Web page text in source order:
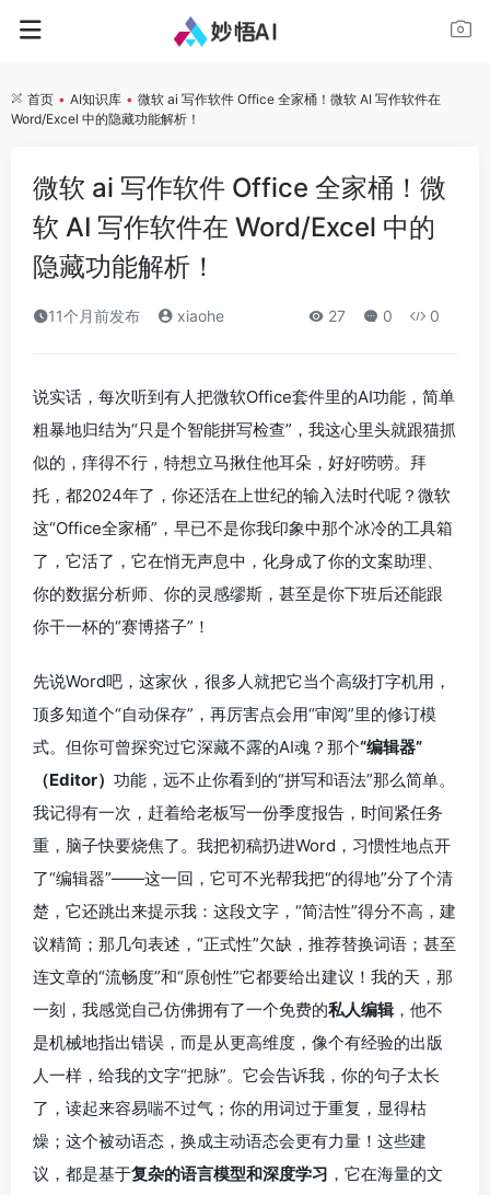
首页 • AI知识库 • 微软 ai 写作软件 Office 全家桶！微软 AI 写作软件在
Word/Excel 中的隐藏功能解析！
微软 ai 写作软件 Office 全家桶！微
软 AI 写作软件在 Word/Excel 中的
隐藏功能解析！
11个月前发布 xiaohe 27 0 0
说实话，每次听到有人把微软Office套件里的AI功能，简单
粗暴地归结为“只是个智能拼写检查”，我这心里头就跟猫抓
似的，痒得不行，特想立马揪住他耳朵，好好唠唠。拜
托，都2024年了，你还活在上世纪的输入法时代呢？微软
这“Office全家桶”，早已不是你我印象中那个冰冷的工具箱
了，它活了，它在悄无声息中，化身成了你的文案助理、
你的数据分析师、你的灵感缪斯，甚至是你下班后还能跟
你干一杯的“赛博搭子”！
先说Word吧，这家伙，很多人就把它当个高级打字机用，
顶多知道个“自动保存”，再厉害点会用“审阅”里的修订模
式。但你可曾探究过它深藏不露的AI魂？那个“编辑器”
（Editor） 功能，远不止你看到的“拼写和语法”那么简单。
我记得有一次，赶着给老板写一份季度报告，时间紧任务
重，脑子快要烧焦了。我把初稿扔进Word，习惯性地点开
了“编辑器”——这一回，它可不光帮我把“的得地”分了个清
楚，它还跳出来提示我：这段文字，“简洁性”得分不高，建
议精简；那几句表述，“正式性”欠缺，推荐替换词语；甚至
连文章的“流畅度”和“原创性”它都要给出建议！我的天，那
一刻，我感觉自己仿佛拥有了一个免费的私人编辑，他不
是机械地指出错误，而是从更高维度，像个有经验的出版
人一样，给我的文字“把脉”。它会告诉我，你的句子太长
了，读起来容易喘不过气；你的用词过于重复，显得枯
燥；这个被动语态，换成主动语态会更有力量！这些建
议，都是基于复杂的语言模型和深度学习 ，它在海量的文